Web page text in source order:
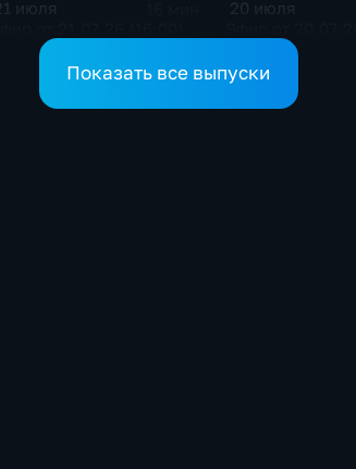
июля 20 июля
Показать все выпуски